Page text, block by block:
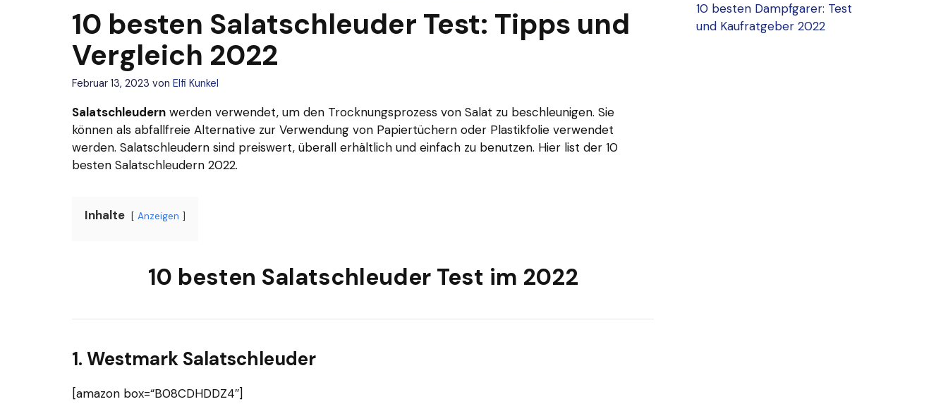
10 besten Salatschleuder Test: Tipps und
Vergleich 2022
Februar 13, 2023 von Elfi Kunkel
Salatschleudern werden verwendet, um den Trocknungsprozess von Salat zu beschleunigen. Sie
können als abfallfreie Alternative zur Verwendung von Papiertüchern oder Plastikfolie verwendet
werden. Salatschleudern sind preiswert, überall erhältlich und einfach zu benutzen. Hier list der 10
besten Salatschleudern 2022.
Inhalte Anzeigen
10 besten Salatschleuder Test im 2022
1. Westmark Salatschleuder
[amazon box=“B08CDHDDZ4″]
10 besten Dampfgarer: Test
und Kaufratgeber 2022